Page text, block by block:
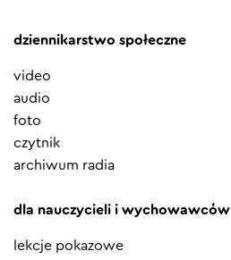
dziennikarstwo społeczne
video
audio
foto
czytnik
archiwum radia
dla nauczycieli i wychowawców
lekcje pokazowe